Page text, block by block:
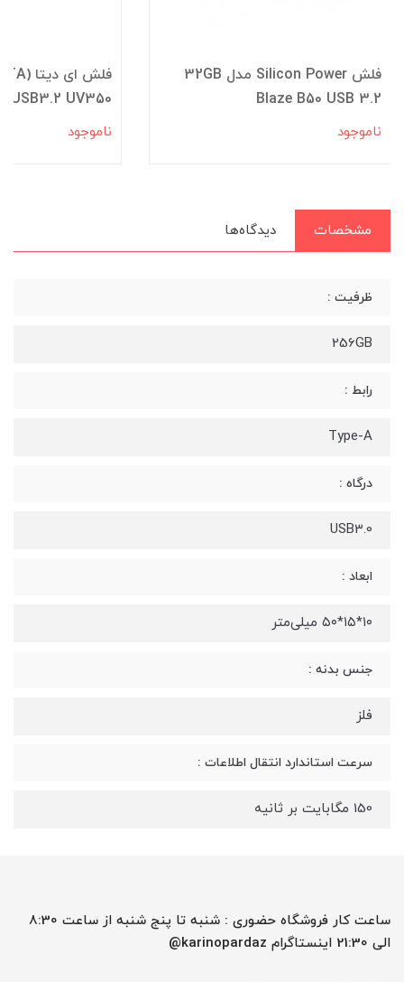
فلش Silicon Power مدل 32GB
Blaze B50 USB 3.2
ناموجود
USB3.2 UV350
ناموجود
مشخصات دیدگاه‌ها
ظرفیت :
256GB
رابط :
Type-A
درگاه :
USB3.0
ابعاد :
۱۰*۱۵*۵۰ میلی‌متر
جنس بدنه :
فلز
سرعت استاندارد انتقال اطلاعات :
150 مگابایت بر ثانیه
ساعت کار فروشگاه حضوری : شنبه تا پنج شنبه از ساعت 8:30
الی 21:30 اینستاگرام karinopardaz@